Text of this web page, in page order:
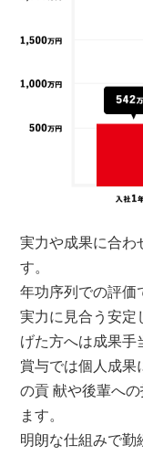
実力や成果に合わ
す。
年功序列での評価
実力に見合う安定
げた方へは成果手
賞与では個人成果
の貢 献や後輩へ
ます。
明朗な仕組みで勤